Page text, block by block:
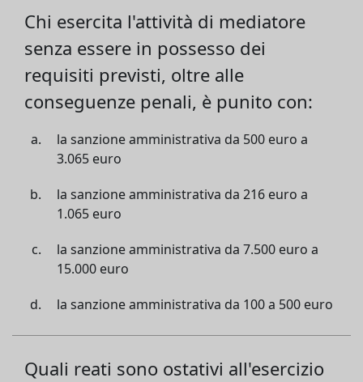
Chi esercita l'attività di mediatore
senza essere in possesso dei
requisiti previsti, oltre alle
conseguenze penali, è punito con:
la sanzione amministrativa da 500 euro a
3.065 euro
la sanzione amministrativa da 216 euro a
1.065 euro
la sanzione amministrativa da 7.500 euro a
15.000 euro
la sanzione amministrativa da 100 a 500 euro
Quali reati sono ostativi all'esercizio